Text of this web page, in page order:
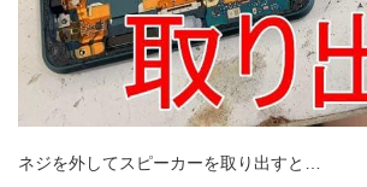
ネジを外してスピーカーを取り出すと…